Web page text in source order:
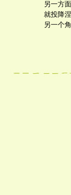
另一方
就投降
另一个